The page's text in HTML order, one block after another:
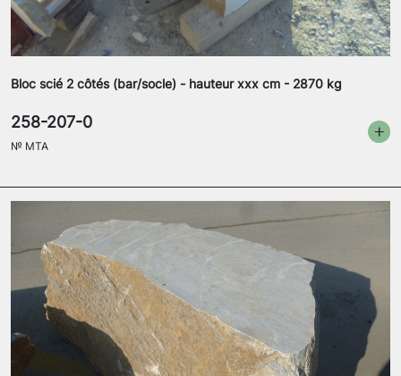
Bloc scié 2 côtés (bar/socle) - hauteur xxx cm - 2870 kg
258-207-0
№ MTA